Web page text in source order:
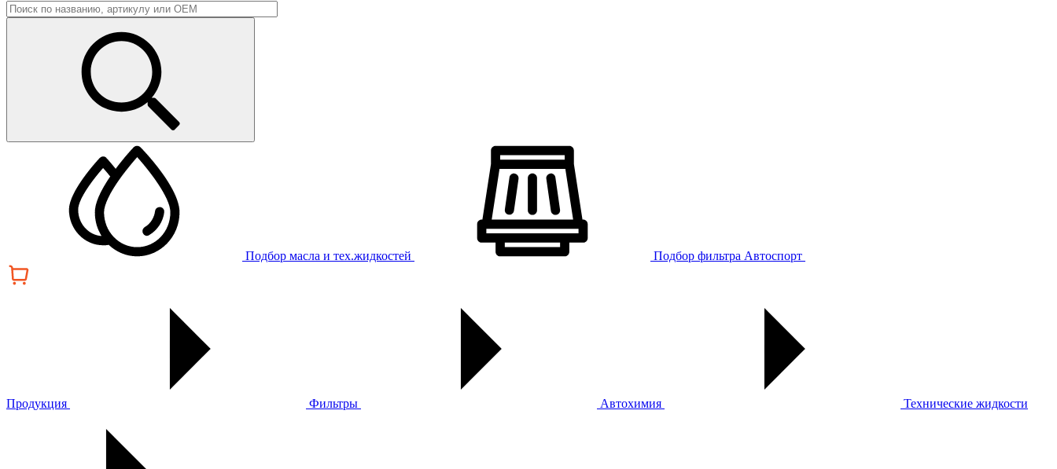
Подбор масла и тех.жидкостей Подбор фильтра Автоспорт
Продукция Фильтры Автохимия Технические жидкости